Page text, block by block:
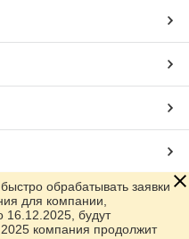
обрабатывать заявки
для компании,
16.12.2025, будут
компания продолжит